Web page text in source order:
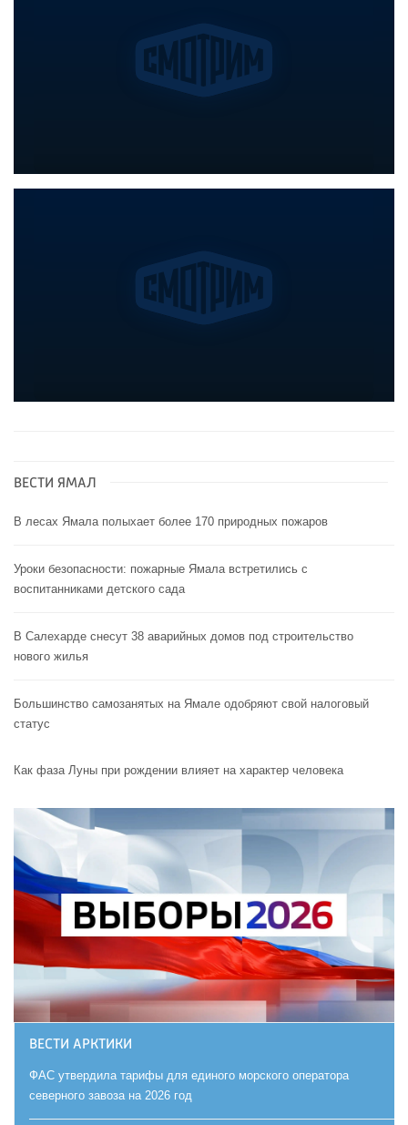
ВЕСТИ ЯМАЛ
В лесах Ямала полыхает более 170 природных пожаров
Уроки безопасности: пожарные Ямала встретились с
воспитанниками детского сада
В Салехарде снесут 38 аварийных домов под строительство
нового жилья
Большинство самозанятых на Ямале одобряют свой налоговый
статус
Как фаза Луны при рождении влияет на характер человека
ВЕСТИ АРКТИКИ
ФАС утвердила тарифы для единого морского оператора
северного завоза на 2026 год